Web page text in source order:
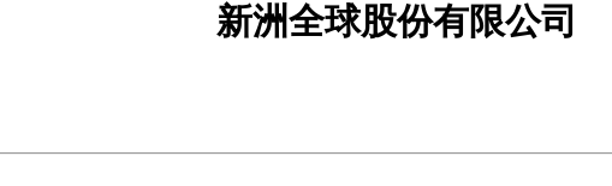
新洲全球股份有限公司